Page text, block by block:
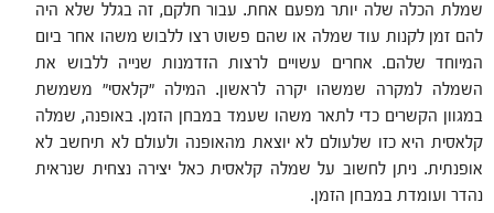
שמלת הכלה שלה יותר מפעם אחת. עבור חלקם, זה בגלל שלא היה
להם זמן לקנות עוד שמלה או שהם פשוט רצו ללבוש משהו אחר ביום
המיוחד שלהם. אחרים עשויים לרצות הזדמנות שנייה ללבוש את
השמלה למקרה שמשהו יקרה לראשון. המילה "קלאסי" משמשת
במגוון הקשרים כדי לתאר משהו שעמד במבחן הזמן. באופנה, שמלה
קלאסית היא כזו שלעולם לא יוצאת מהאופנה ולעולם לא תיחשב לא
אופנתית. ניתן לחשוב על שמלה קלאסית כאל יצירה נצחית שנראית
נהדר ועומדת במבחן הזמן.